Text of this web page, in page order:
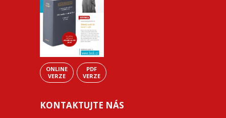
ONLINE
VERZE
PDF
VERZE
KONTAKTUJTE NÁS